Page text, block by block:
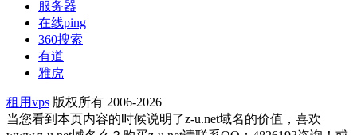
服务器
在线ping
360搜索
有道
雅虎
租用vps 版权所有 2006-2026
当您看到本页内容的时候说明了z-u.net域名的价值，喜欢